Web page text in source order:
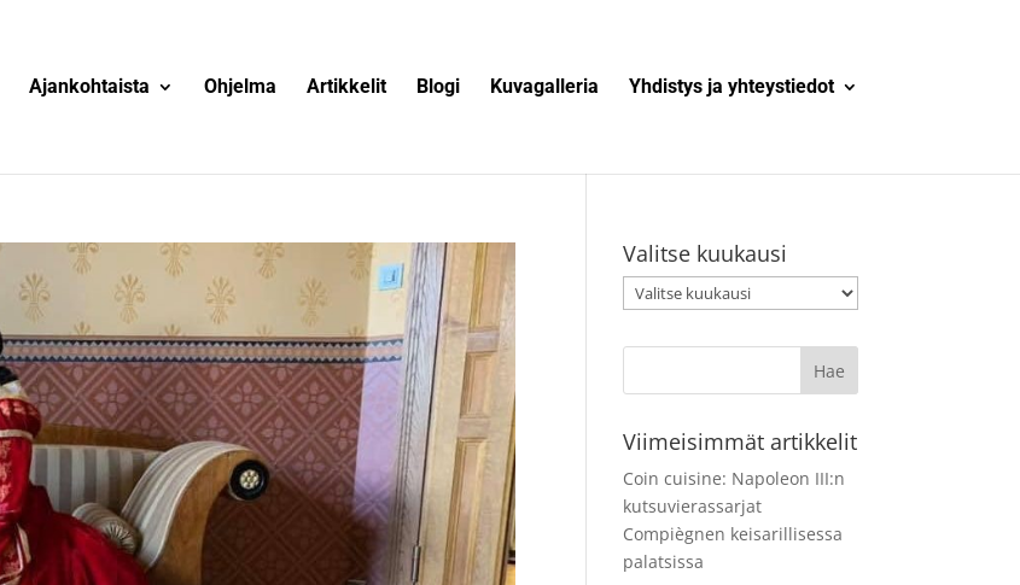
Ajankohtaista Ohjelma Artikkelit Blogi Kuvagalleria Yhdistys ja yhteystiedot
Valitse kuukausi
Valitse
kuukausi
Viimeisimmät artikkelit
Coin cuisine: Napoleon III:n
kutsuvierassarjat
Compiègnen keisarillisessa
palatsissa